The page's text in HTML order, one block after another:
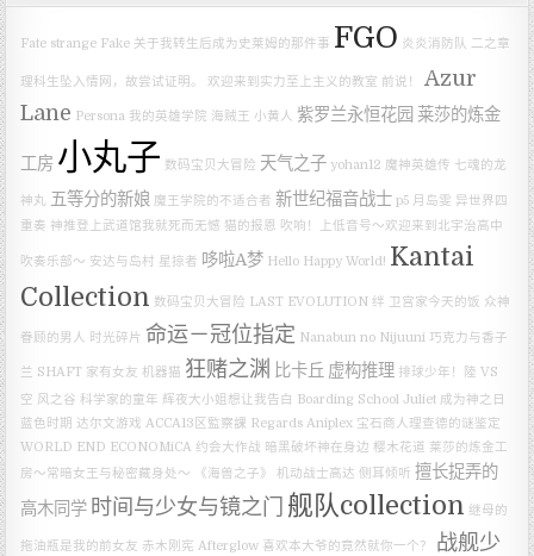
Fate strange Fake 关于我转生后成为史莱姆的那件事 FGO 炎炎消防队 二之章
理科生坠入情网，故尝试证明。 欢迎来到实力至上主义的教室 前说！
Azur
Lane Persona 我的英雄学院 海贼王 小黄人 紫罗兰永恒花园 莱莎的炼金
工房 小丸子 数码宝贝大冒险 天气之子 yohan12 魔神英雄传 七魂的龙
神丸 五等分的新娘 魔王学院的不适合者 新世纪福音战士 p5 月岛雯 异世界四
重奏 神推登上武道馆我就死而无憾 猫的报恩 吹响！上低音号～欢迎来到北宇治高中
吹奏乐部～ 安达与岛村 星掠者 哆啦A梦 Hello Happy World! Kantai
Collection 数码宝贝大冒险 LAST EVOLUTION 绊 卫宫家今天的饭 众神
眷顾的男人 时光碎片 命运－冠位指定 Nanabun no Nijuuni 巧克力与香子
兰 SHAFT 家有女友 机器猫 狂赌之渊 比卡丘 虚构推理 排球少年！陸 VS
空 风之谷 科学家的童年 辉夜大小姐想让我告白 Boarding School Juliet 成为神之日
蓝色时期 达尔文游戏 ACCA13区監察課 Regards Aniplex 宝石商人理查德的谜鉴定
WORLD END ECONOMiCA 约会大作战 暗黑破坏神在身边 樱木花道 莱莎的炼金工
房～常暗女王与秘密藏身处～
《海兽之子》 机动战士高达 侧耳倾听 擅长捉弄的
高木同学 时间与少女与镜之门 舰队collection 继母的
拖油瓶是我的前女友 赤木刚宪 Afterglow 喜欢本大爷的竟然就你一个？
战舰少